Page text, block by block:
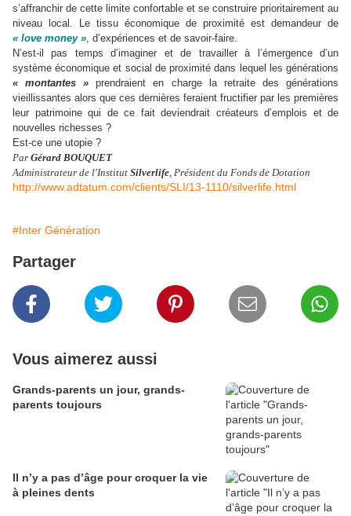
s’affranchir de cette limite confortable et se construire prioritairement au
niveau local. Le tissu économique de proximité est demandeur de
« love money », d’expériences et de savoir-faire.
N’est-il pas temps d’imaginer et de travailler à l ’émergence d’un
système économique et social de proximité dans lequel les générations
« montantes » prendraient en charge la retraite des générations
vieillissantes alors que ces dernières feraient fructifier par les premières
leur patrimoine qui de ce fait deviendrait créateurs d’emplois et de
nouvelles richesses ?
Est-ce une utopie ?
Par Gérard BOUQUET
Administrateur de l'Institut Silverlife, Président du Fonds de Dotation
http://www.adtatum.com/clients/SLI/13-1110/silverlife.html
#Inter Génération
Partager
Vous aimerez aussi
Grands-parents un jour, grands-
parents toujours
Il n’y a pas d’âge pour croquer la vie
à pleines dents